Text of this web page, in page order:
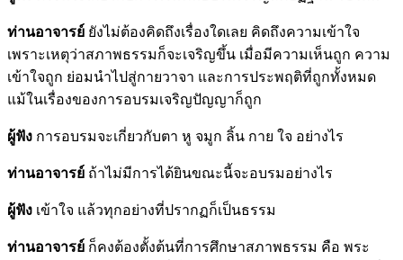
ท่านอาจารย์ ยังไม่ต้องคิดถึงเรื่องใดเลย คิดถึงความเข้าใจ
เพราะเหตุว่าสภาพธรรมก็จะเจริญขึ้น เมื่อมีความเห็นถูก ความ
เข้าใจถูก ย่อมนำไปสู่กายวาจา และการประพฤติที่ถูกทั้งหมด
แม้ในเรื่องของการอบรมเจริญปัญญาก็ถูก
ผู้ฟัง การอบรมจะเกี่ยวกับตา หู จมูก ลิ้น กาย ใจ อย่างไร
ท่านอาจารย์ ถ้าไม่มีการได้ยินขณะนี้จะอบรมอย่างไร
ผู้ฟัง เข้าใจ แล้วทุกอย่างที่ปรากฏก็เป็นธรรม
ท่านอาจารย์ ก็คงต้องตั้งต้นที่การศึกษาสภาพธรรม คือ พระ